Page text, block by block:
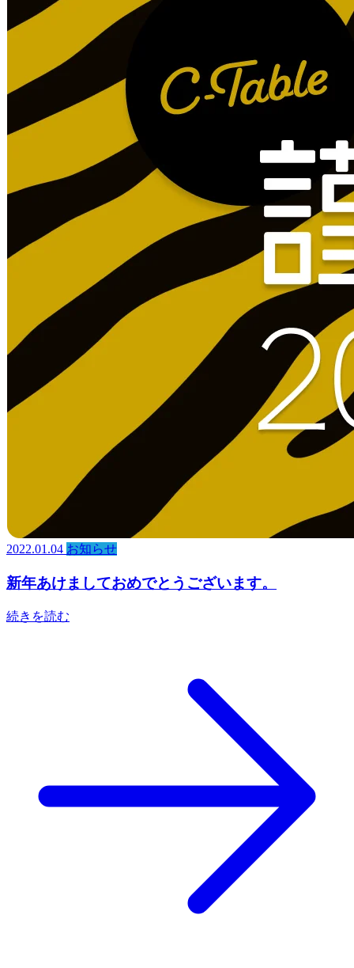
2022.01.04 お知らせ
新年あけましておめでとうございます。
続きを読む